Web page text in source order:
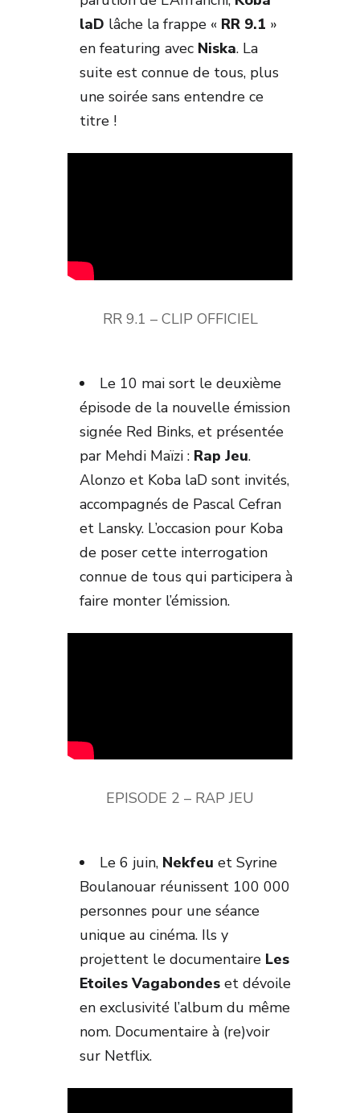
laD lâche la frappe « RR 9.1 »
en featuring avec Niska. La
suite est connue de tous, plus
une soirée sans entendre ce
titre !
RR 9.1 – CLIP OFFICIEL
Le 10 mai sort le deuxième
épisode de la nouvelle émission
signée Red Binks, et présentée
par Mehdi Maïzi : Rap Jeu.
Alonzo et Koba laD sont invités,
accompagnés de Pascal Cefran
et Lansky. L’occasion pour Koba
de poser cette interrogation
connue de tous qui participera à
faire monter l’émission.
EPISODE 2 – RAP JEU
Le 6 juin, Nekfeu et Syrine
Boulanouar réunissent 100 000
personnes pour une séance
unique au cinéma. Ils y
projettent le documentaire Les
Etoiles Vagabondes et dévoile
en exclusivité l’album du même
nom. Documentaire à (re)voir
sur Netflix.